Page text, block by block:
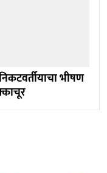
भीषण